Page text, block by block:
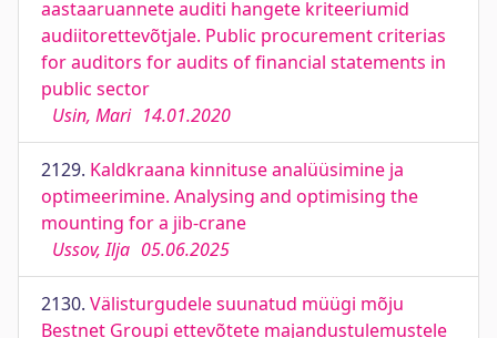
aastaaruannete auditi hangete kriteeriumid
audiitorettevõtjale. Public procurement criterias
for auditors for audits of financial statements in
public sector
Usin, Mari 14.01.2020
2129. Kaldkraana kinnituse analüüsimine ja
optimeerimine. Analysing and optimising the
mounting for a jib-crane
Ussov, Ilja 05.06.2025
2130. Välisturgudele suunatud müügi mõju
Bestnet Groupi ettevõtete majandustulemustele